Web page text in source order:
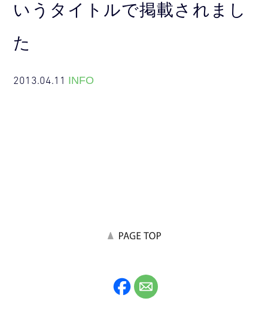
いうタイトルで掲載されまし
た
2013.04.11 INFO